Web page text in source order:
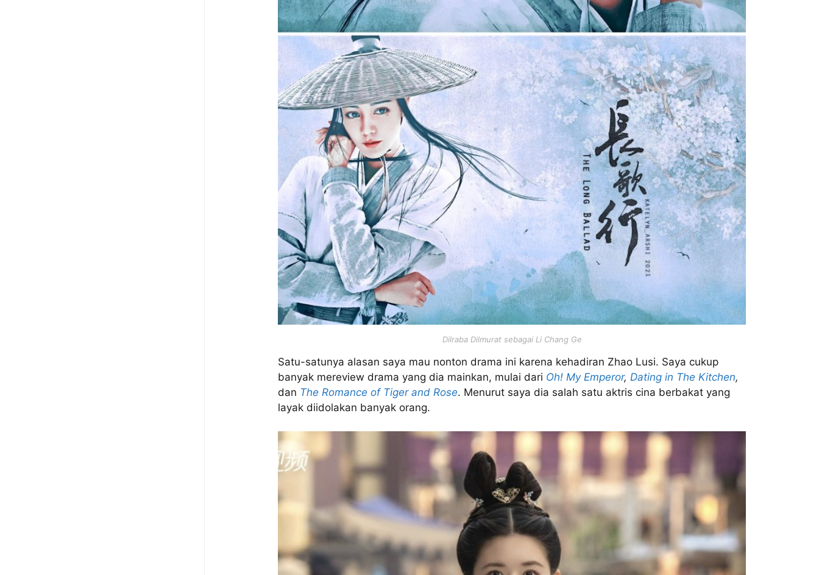
Dilraba Dilmurat sebagai Li Chang Ge
Satu-satunya alasan saya mau nonton drama ini karena kehadiran Zhao Lusi. Saya cukup
banyak mereview drama yang dia mainkan, mulai dari Oh! My Emperor, Dating in The Kitchen,
dan The Romance of Tiger and Rose. Menurut saya dia salah satu aktris cina berbakat yang
layak diidolakan banyak orang.